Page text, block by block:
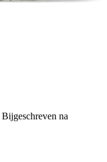
Bijgeschreven na